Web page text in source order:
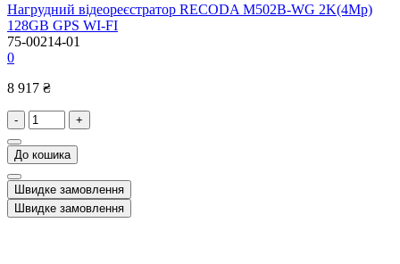
Нагрудний відеореєстратор RECODA M502B-WG 2K(4Mp)
128GB GPS WI-FI
75-00214-01
0
8 917 ₴
- +
До кошика
Швидке замовлення
Швидке замовлення